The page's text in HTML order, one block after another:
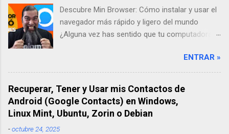
Descubre Min Browser: Cómo instalar y usar el
navegador más rápido y ligero del mundo
¿Alguna vez has sentido que tu computadora
en internet? A mí me pasaba todo el tiempo.
Por eso, en mi búsqueda por encontrar una
solución, descubrí Min Browser, un navegador
"ultra-ligero" que ha cambiado por completo mi
forma de trabajar. En este artículo, te contaré
mi experiencia probándolo y te enseñaré paso
ENTRAR »
Recuperar, Tener y Usar mis Contactos de
Android (Google Contacts) en Windows,
Linux Mint, Ubuntu, Zorin o Debian
-octubre 24, 2025